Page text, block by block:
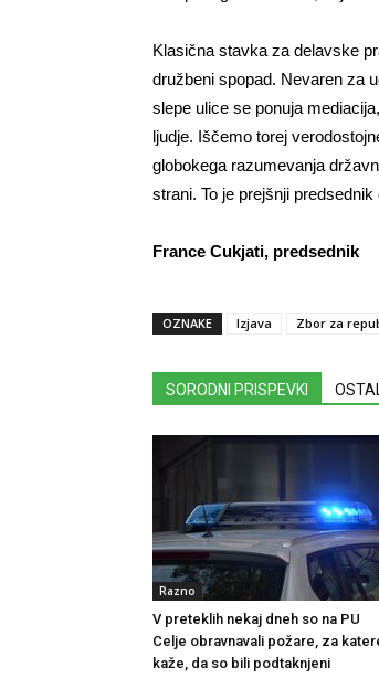
Klasična stavka za delavske
družbeni spopad. Nevaren za
slepe ulice se ponuja
ljudje. Iščemo torej
globokega razumevanja
strani. To je prejšnji
France Cukjati, predsednik
OZNAKE Izjava Zbor za
SORODNI PRISPEVKI
Razno
V preteklih nekaj dneh so na PU
Celje obravnavali požare, za
kaže, da so bili podtaknjeni